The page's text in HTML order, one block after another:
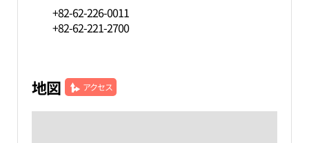
+82-62-226-0011
+82-62-221-2700
地図 アクセス